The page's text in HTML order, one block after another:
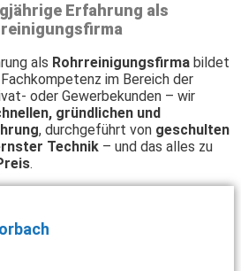
Erfahrung als
als Rohrreinigungsfirma bildet
im Bereich der
oder Gewerbekunden – wir
gründlichen und
, durchgeführt von geschulten
Technik – und das alles zu
.